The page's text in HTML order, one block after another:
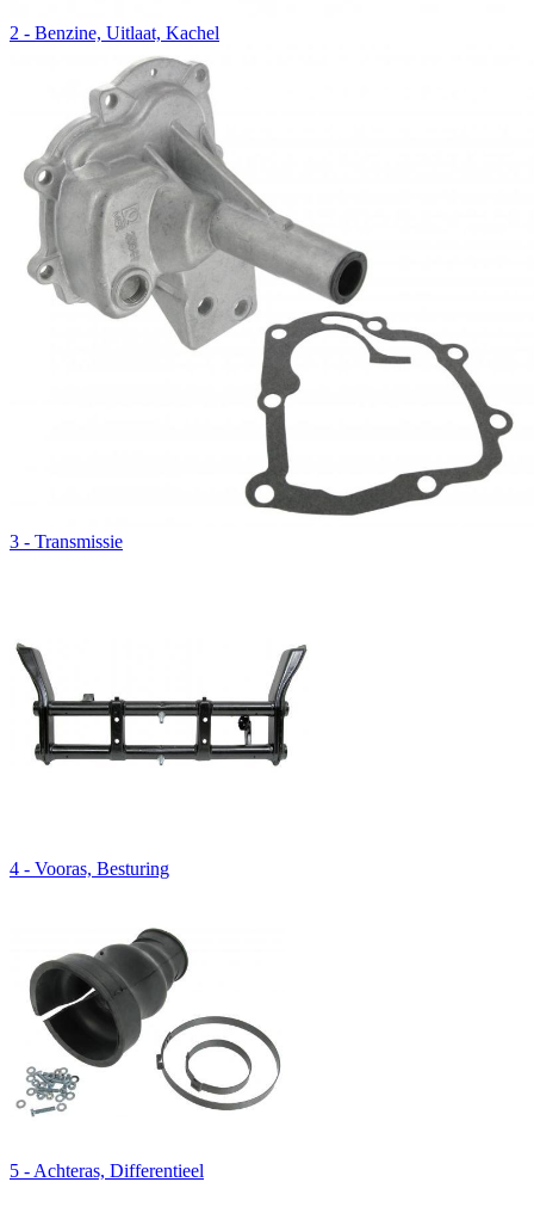
2 - Benzine, Uitlaat, Kachel
3 - Transmissie
4 - Vooras, Besturing
5 - Achteras, Differentieel